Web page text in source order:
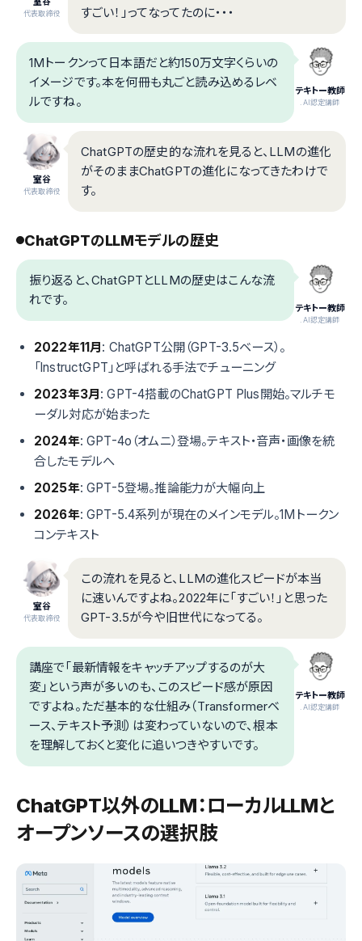
代表取締役
すごい！」ってなってたのに・・・
テキトー教師
.AI認定講師
1Mトークンって日本語だと約150万文字くらいの
イメージです。本を何冊も丸ごと読み込めるレベ
ルですね。
室谷
代表取締役
ChatGPTの歴史的な流れを見ると、LLMの進化
がそのままChatGPTの進化になってきたわけで
す。
ChatGPTのLLMモデルの歴史
テキトー教師
.AI認定講師
振り返ると、ChatGPTとLLMの歴史はこんな流
れです。
2022年11月: ChatGPT公開（GPT-3.5ベース）。
「InstructGPT」と呼ばれる手法でチューニング
2023年3月: GPT-4搭載のChatGPT Plus開始。マルチモ
ーダル対応が始まった
2024年: GPT-4o（オムニ）登場。テキスト・音声・画像を統
合したモデルへ
2025年: GPT-5登場。推論能力が大幅向上
2026年: GPT-5.4系列が現在のメインモデル。1Mトークン
コンテキスト
室谷
代表取締役
この流れを見ると、LLMの進化スピードが本当
に速いんですよね。2022年に「すごい！」と思った
GPT-3.5が今や旧世代になってる。
テキトー教師
.AI認定講師
講座で「最新情報をキャッチアップするのが大
変」という声が多いのも、このスピード感が原因
ですよね。ただ基本的な仕組み（Transformerベ
ース、テキスト予測）は変わっていないので、根本
を理解しておくと変化に追いつきやすいです。
ChatGPT以外のLLM：ローカルLLMと
オープンソースの選択肢